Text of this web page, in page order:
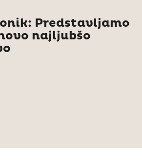
Predstavljamo
najljubšo